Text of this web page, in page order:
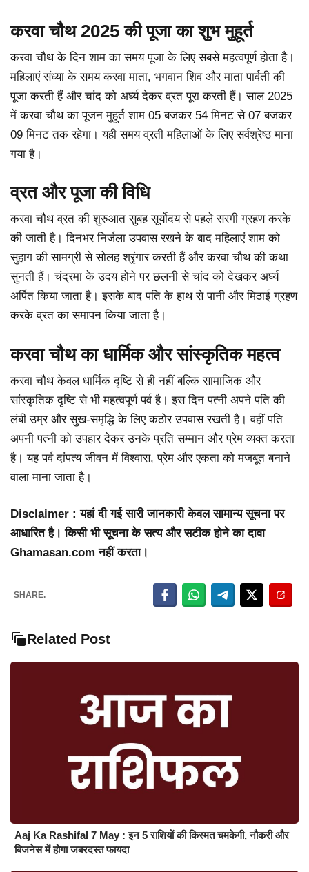
करवा चौथ 2025 की पूजा का शुभ मुहूर्त
करवा चौथ के दिन शाम का समय पूजा के लिए सबसे महत्वपूर्ण होता है।
महिलाएं संध्या के समय करवा माता, भगवान शिव और माता पार्वती की
पूजा करती हैं और चांद को अर्घ्य देकर व्रत पूरा करती हैं। साल 2025
में करवा चौथ का पूजन मुहूर्त शाम 05 बजकर 54 मिनट से 07 बजकर
09 मिनट तक रहेगा। यही समय व्रती महिलाओं के लिए सर्वश्रेष्ठ माना
गया है।
व्रत और पूजा की विधि
करवा चौथ व्रत की शुरुआत सुबह सूर्योदय से पहले सरगी ग्रहण करके
की जाती है। दिनभर निर्जला उपवास रखने के बाद महिलाएं शाम को
सुहाग की सामग्री से सोलह श्रृंगार करती हैं और करवा चौथ की कथा
सुनती हैं। चंद्रमा के उदय होने पर छलनी से चांद को देखकर अर्घ्य
अर्पित किया जाता है। इसके बाद पति के हाथ से पानी और मिठाई ग्रहण
करके व्रत का समापन किया जाता है।
करवा चौथ का धार्मिक और सांस्कृतिक महत्व
करवा चौथ केवल धार्मिक दृष्टि से ही नहीं बल्कि सामाजिक और
सांस्कृतिक दृष्टि से भी महत्वपूर्ण पर्व है। इस दिन पत्नी अपने पति की
लंबी उम्र और सुख-समृद्धि के लिए कठोर उपवास रखती है। वहीं पति
अपनी पत्नी को उपहार देकर उनके प्रति सम्मान और प्रेम व्यक्त करता
है। यह पर्व दांपत्य जीवन में विश्वास, प्रेम और एकता को मजबूत बनाने
वाला माना जाता है।
Disclaimer : यहां दी गई सारी जानकारी केवल सामान्य सूचना पर
आधारित है। किसी भी सूचना के सत्य और सटीक होने का दावा
Ghamasan.com नहीं करता।
SHARE.
Related Post
Aaj Ka Rashifal 7 May : इन 5 राशियों की किस्मत चमकेगी, नौकरी और
बिजनेस में होगा जबरदस्त फायदा